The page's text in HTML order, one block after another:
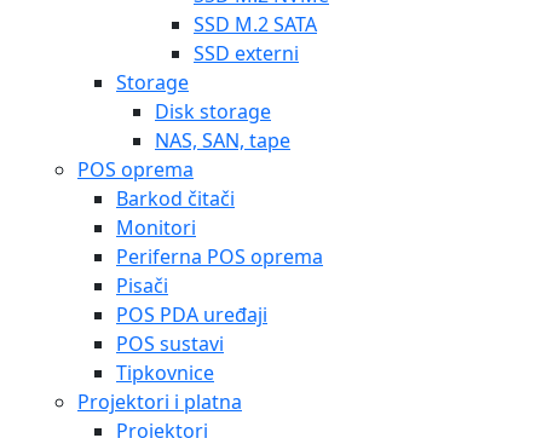
SSD M.2 SATA
SSD externi
Storage
Disk storage
NAS, SAN, tape
POS oprema
Barkod čitači
Monitori
Periferna POS oprema
Pisači
POS PDA uređaji
POS sustavi
Tipkovnice
Projektori i platna
Projektori